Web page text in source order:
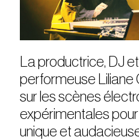
La productrice, DJ et
performeuse Liliane
sur les scènes
expérimentales
unique et